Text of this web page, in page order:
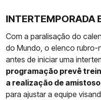
INTERTEMPORADA
Com a paralisação do
do Mundo, o elenco rubro-
antes de iniciar uma
programação prevê
a realização de
para ajustar a equipe